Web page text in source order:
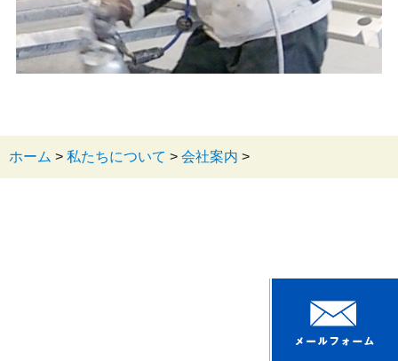
ホーム > 私たちについて > 会社案内 >